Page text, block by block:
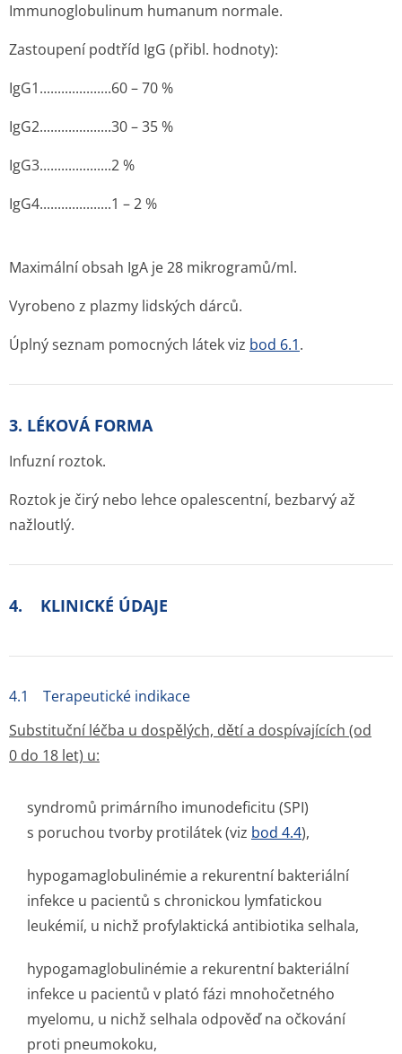
Immunoglobulinum humanum normale.
Zastoupení podtříd IgG (přibl. hodnoty):
IgG1.........­...........60 – 70 %
IgG2.........­...........30 – 35 %
IgG3.........­...........2 %
IgG4.........­...........1 – 2 %
Maximální obsah IgA je 28 mikrogramů/ml.
Vyrobeno z plazmy lidských dárců.
Úplný seznam pomocných látek viz bod 6.1.
3. LÉKOVÁ FORMA
Infuzní roztok.
Roztok je čirý nebo lehce opalescentní, bezbarvý až
nažloutlý.
4. KLINICKÉ ÚDAJE
4.1 Terapeutické indikace
Substituční léčba u dospělých, dětí a dospívajících (od
0 do 18 let) u:
syndromů primárního imunodeficitu (SPI)
s poruchou tvorby protilátek (viz bod 4.4),
hypogamaglobu­linémie a rekurentní bakteriální
infekce u pacientů s chronickou lymfatickou
leukémií, u nichž profylaktická antibiotika selhala,
hypogamaglobu­linémie a rekurentní bakteriální
infekce u pacientů v plató fázi mnohočetného
myelomu, u nichž selhala odpověď na očkování
proti pneumokoku,